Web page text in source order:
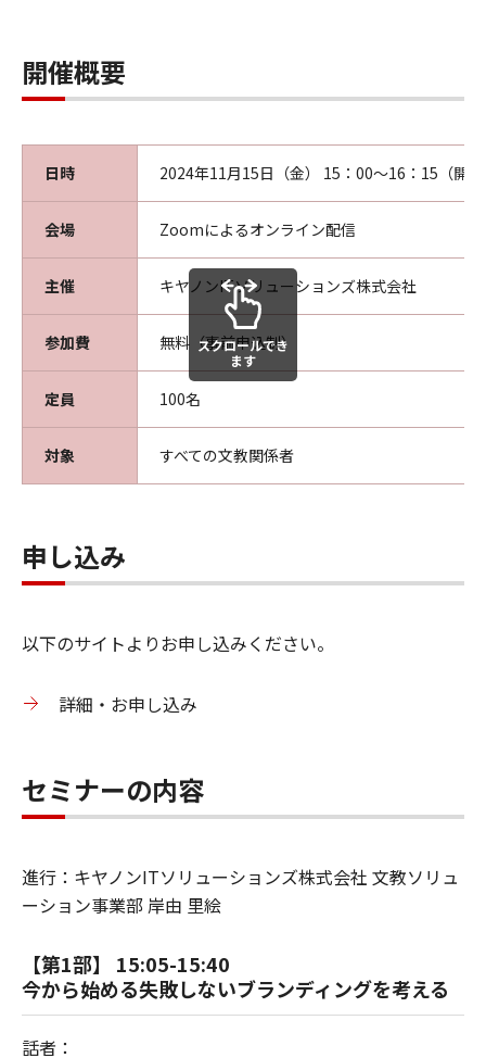
開催概要
日時 2024年11月15日（金） 15：00～16：15（開
会場 Zoomによるオンライン配信
主催 キヤノンITソリューションズ株式会社
参加費 無料（事前申込制）
定員 100名
対象 すべての文教関係者
スクロールでき
ます
申し込み
以下のサイトよりお申し込みください。
詳細・お申し込み
セミナーの内容
進行：キヤノンITソリューションズ株式会社 文教ソリュ
ーション事業部 岸由 里絵
【第1部】 15:05-15:40
今から始める失敗しないブランディングを考える
話者：